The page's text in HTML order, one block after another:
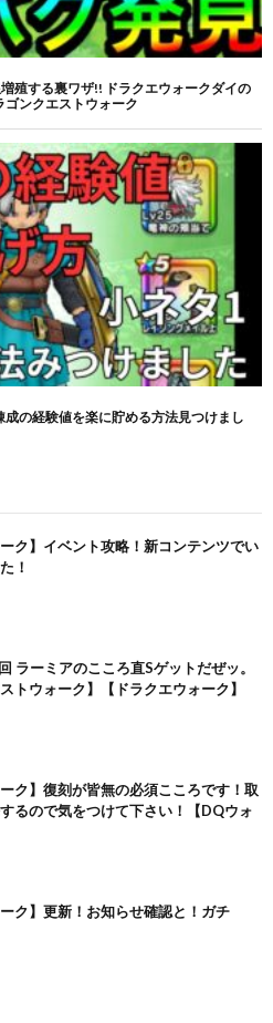
ーク】イベント攻略！新コンテンツでい
！
ラーミアのこころ直Sゲットだぜッ。
トウォーク】【ドラクエウォーク】
ーク】復刻が皆無の必須こころです！取
るので気をつけて下さい！【DQウォ
ーク】更新！お知らせ確認と！ガチ